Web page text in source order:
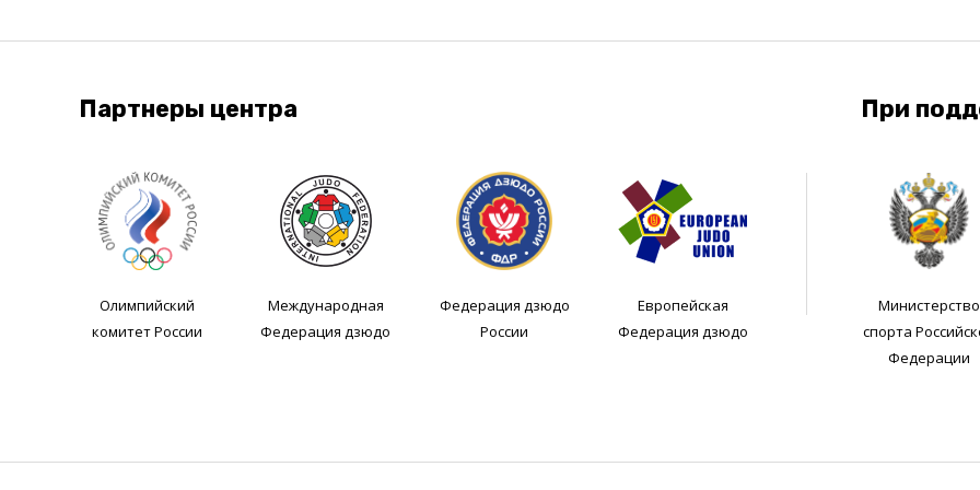
Партнеры центра
Олимпийский
комитет России
Международная
Федерация дзюдо
Федерация дзюдо
России
Европейская
Федерация дзюдо
При
Министерство
спорта
Федерации